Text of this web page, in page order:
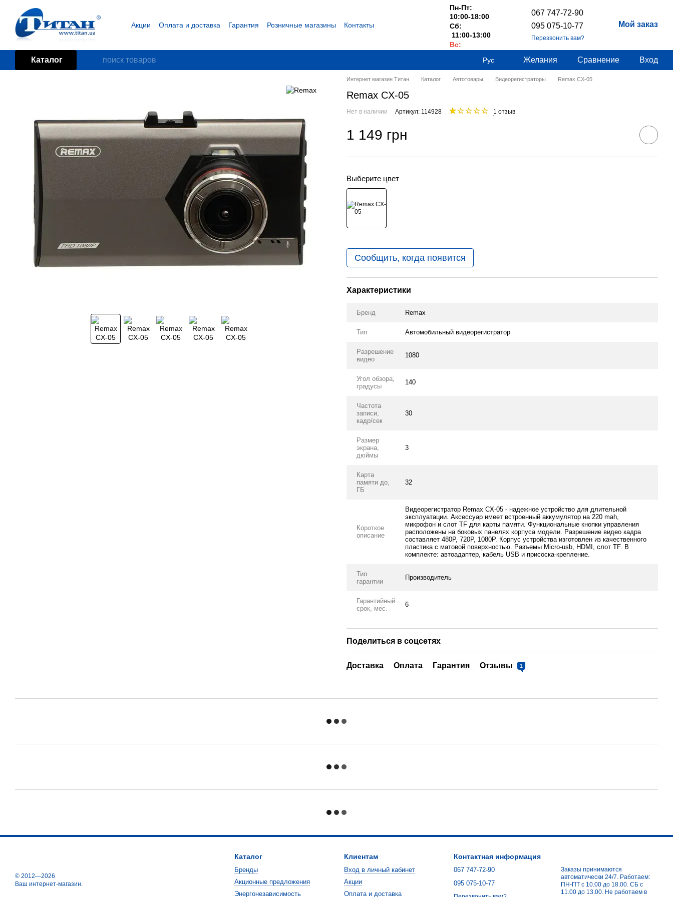
Перейти к основному контенту
Акции Оплата и доставка Гарантия Розничные магазины
Контакты
Пн-Пт:
10:00-18:00
Сб:
11:00-13:00
Вс:
067 747-72-90
095 075-10-77
Перезвонить вам?
Мой заказ
Каталог Рус Желания Сравнение Вход
Интернет магазин Титан Каталог Автотовары Видеорегистраторы Remax CX-05
Remax CX-05
Нет в наличии Артикул: 114928 1 отзыв
1 149 грн
Выберите цвет
Сообщить, когда появится
Характеристики
Бренд Remax
Тип Автомобильный видеорегистратор
Разрешение
видео
1080
Угол обзора,
градусы
140
Частота
записи,
кадр/сек
30
Размер
экрана,
дюймы
3
Карта
памяти до,
ГБ
32
Короткое
описание
Видеорегистратор Remax CX-05 - надежное устройство для длительной
эксплуатации. Аксессуар имеет встроенный аккумулятор на 220 mah,
микрофон и слот TF для карты памяти. Функциональные кнопки управления
расположены на боковых панелях корпуса модели. Разрешение видео кадра
составляет 480P, 720P, 1080P. Корпус устройства изготовлен из качественного
пластика с матовой поверхностью. Разъемы Micro-usb, HDMI, слот TF. В
комплекте: автоадаптер, кабель USB и присоска-крепление.
Тип
гарантии
Производитель
Гарантийный
срок, мес.
6
Поделиться в соцсетях
Доставка Оплата Гарантия Отзывы 1
© 2012—2026
Ваш интернет-магазин.
Каталог
Бренды
Акционные предложения
Энергонезависимость
Клиентам
Вход в личный кабинет
Акции
Оплата и доставка
Контактная информация
067 747-72-90
095 075-10-77
Заказы принимаются
автоматически 24/7. Работаем:
ПН-ПТ с 10.00 до 18.00. СБ с
11.00 до 13.00. Не работаем в